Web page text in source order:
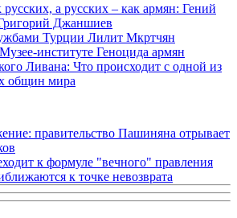
а русских – как армян: Гений
Джаншиев
Турции Лилит Мкртчян
институте Геноцида армян
Ливана: Что происходит с одной из
общин мира
правительство Пашиняна отрывает
к формуле "вечного" правления
к точке невозврата